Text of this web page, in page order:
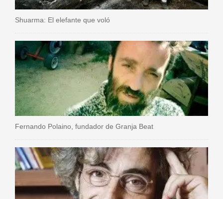
Shuarma: El elefante que voló
Fernando Polaino, fundador de Granja Beat